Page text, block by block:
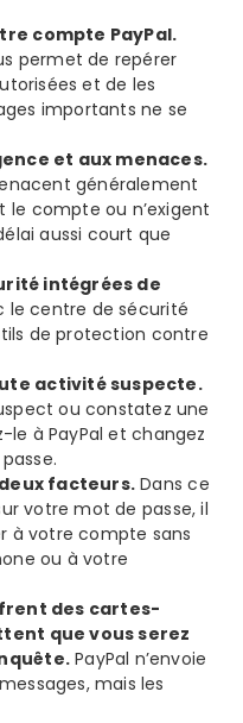
compte PayPal.
permet de repérer
et de les
importants ne se
et aux menaces.
généralement
compte ou n’exigent
aussi court que
intégrées de
le centre de sécurité
de protection contre
activité suspecte.
ou constatez une
à PayPal et changez
facteurs. Dans ce
votre mot de passe, il
à votre compte sans
ou à votre
des cartes-
quevous serez
PayPal n’envoie
mais les